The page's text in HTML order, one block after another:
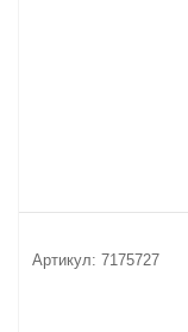
Артикул: 7175727